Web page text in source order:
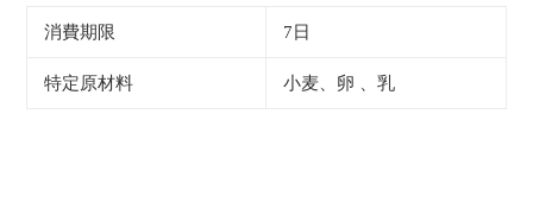
消費期限 7日
特定原材料 小麦、卵 、乳